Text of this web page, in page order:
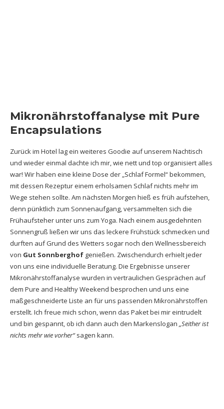
Mikronährstoffanalyse mit Pure
Encapsulations
Zurück im Hotel lag ein weiteres Goodie auf unserem Nachtisch
und wieder einmal dachte ich mir, wie nett und top organisiert alles
war! Wir haben eine kleine Dose der „Schlaf Formel“ bekommen,
mit dessen Rezeptur einem erholsamen Schlaf nichts mehr im
Wege stehen sollte. Am nächsten Morgen hieß es früh aufstehen,
denn pünktlich zum Sonnenaufgang, versammelten sich die
Frühaufsteher unter uns zum Yoga. Nach einem ausgedehnten
Sonnengruß ließen wir uns das leckere Frühstück schmecken und
durften auf Grund des Wetters sogar noch den Wellnessbereich
von Gut Sonnberghof genießen. Zwischendurch erhielt jeder
von uns eine individuelle Beratung. Die Ergebnisse unserer
Mikronährstoffanalyse wurden in vertraulichen Gesprächen auf
dem Pure and Healthy Weekend besprochen und uns eine
maßgeschneiderte Liste an für uns passenden Mikronährstoffen
erstellt. Ich freue mich schon, wenn das Paket bei mir eintrudelt
und bin gespannt, ob ich dann auch den Markenslogan „Seither ist
nichts mehr wie vorher“sagen kann.